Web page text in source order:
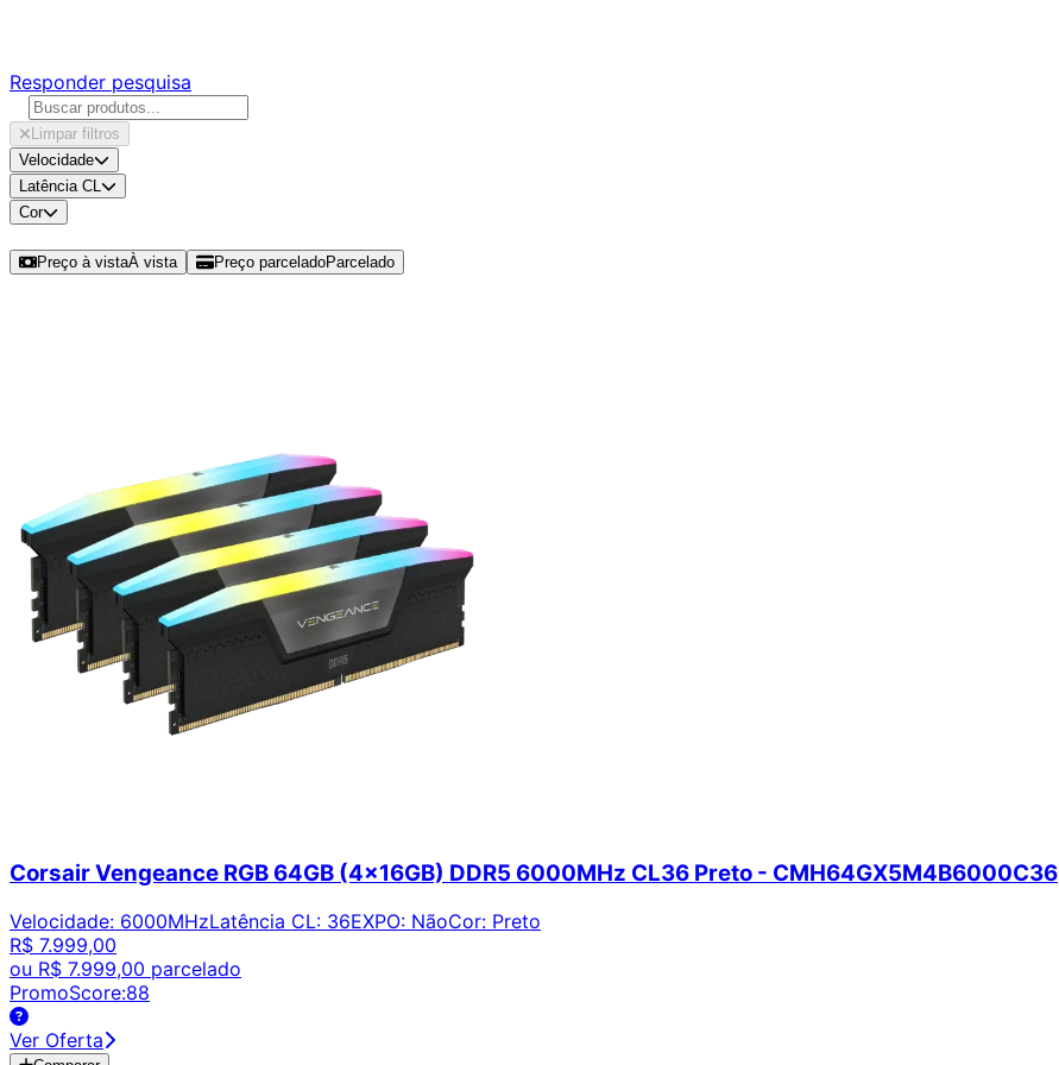
Responder pesquisa
Limpar filtros
Velocidade
Latência CL
Cor
Preço à vistaÀ vista Preço parceladoParcelado
Corsair Vengeance RGB 64GB (4x16GB) DDR5 6000MHz CL36 Preto - CMH64GX5M4B6000C36
Velocidade: 6000MHzLatência CL: 36EXPO: NãoCor: Preto
R$ 7.999,00
ou R$ 7.999,00 parcelado
PromoScore:88
Ver Oferta